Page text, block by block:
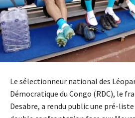
Le sélectionneur national des
Démocratique du Congo (RDC), le
Desabre, a rendu public une pré-